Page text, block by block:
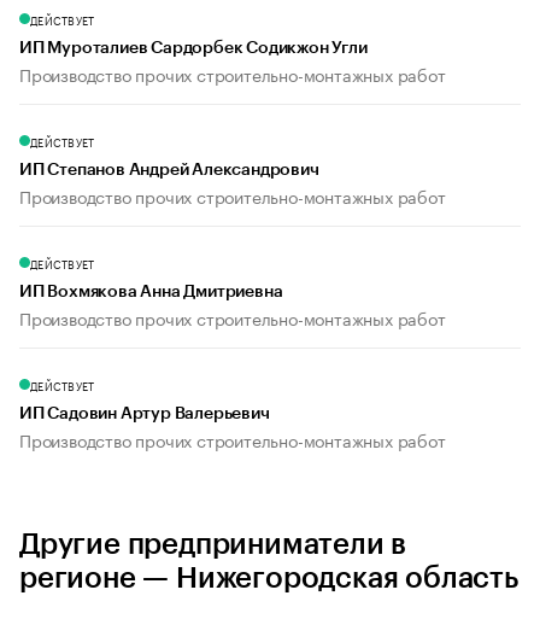
ДЕЙСТВУЕТ
ИП Муроталиев Сардорбек Содикжон Угли
Производство прочих строительно-монтажных работ
ДЕЙСТВУЕТ
ИП Степанов Андрей Александрович
Производство прочих строительно-монтажных работ
ДЕЙСТВУЕТ
ИП Вохмякова Анна Дмитриевна
Производство прочих строительно-монтажных работ
ДЕЙСТВУЕТ
ИП Садовин Артур Валерьевич
Производство прочих строительно-монтажных работ
Другие предприниматели в
регионе — Нижегородская область